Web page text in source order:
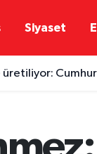
Siyaset
cenneti hafta